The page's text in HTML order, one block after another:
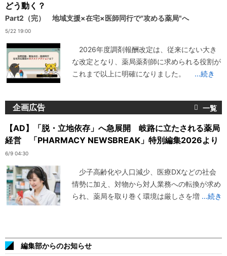
どう動く？
Part2（完） 地域支援×在宅×医師同行で"攻める薬局"へ
5/22 19:00
2026年度調剤報酬改定は、従来にない大き
な改定となり、薬局薬剤師に求められる役割が
これまで以上に明確になりました。
...続き
企画広告
【AD】「脱・立地依存」へ急展開 岐路に立たされる薬局
経営 「PHARMACY NEWSBREAK」特別編集2026より
6/9 04:30
少子高齢化や人口減少、医療DXなどの社会
情勢に加え、対物から対人業務への転換が求め
られ、薬局を取り巻く環境は厳しさを増 ...続き
編集部からのお知らせ